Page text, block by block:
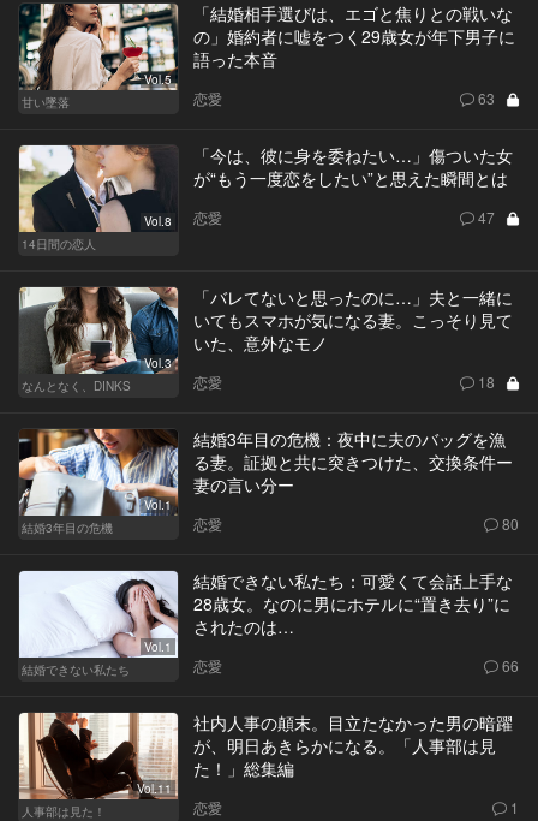
Vol.5
甘い墜落
「結婚相手選びは、エゴと焦りとの戦いな
の」婚約者に嘘をつく29歳女が年下男子に
語った本音
恋愛 63
Vol.8
14日間の恋人
「今は、彼に身を委ねたい…」傷ついた女
が“もう一度恋をしたい”と思えた瞬間とは
恋愛 47
Vol.3
なんとなく、DINKS
「バレてないと思ったのに…」夫と一緒に
いてもスマホが気になる妻。こっそり見て
いた、意外なモノ
恋愛 18
Vol.1
結婚3年目の危機
結婚3年目の危機：夜中に夫のバッグを漁
る妻。証拠と共に突きつけた、交換条件ー
妻の言い分ー
恋愛 80
Vol.1
結婚できない私たち
結婚できない私たち：可愛くて会話上手な
28歳女。なのに男にホテルに“置き去り”に
されたのは…
恋愛 66
Vol.11
人事部は見た！
社内人事の顛末。目立たなかった男の暗躍
が、明日あきらかになる。「人事部は見
た！」総集編
恋愛 1